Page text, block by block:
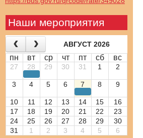
Наши мероприятия
АВГУСТ 2026
пн вт ср чт пт сб вс
27 28 29 30 31 1 2
3 4 5 6 7 8 9
10 11 12 13 14 15
16
17
18 19 20 21 22
23
24
25 26 27 28 29
30
31
1 2 3 4 5 6